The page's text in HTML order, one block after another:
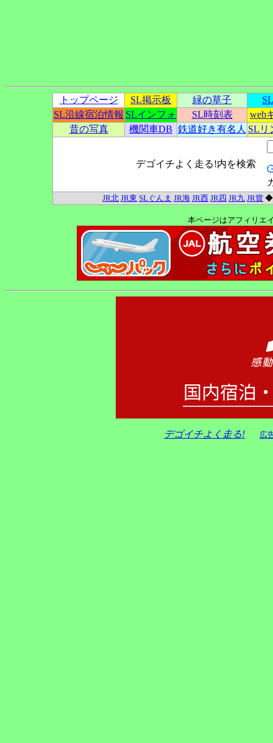
トップページ SL掲示板 緑の草子
SL沿線宿泊情報 SLインフォ SL時刻表
web
昔の写真
機関車DB 鉄道好き有名人 SLリ
デゴイチよく走る!内を検索
JR北 JR東 SLぐんま JR海 JR西 JR四 JR九 JR貨
本ページはアフィリエ
デゴイチよく走る! 広